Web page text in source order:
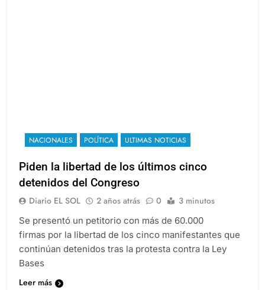
NACIONALES POLÍTICA ULTIMAS NOTICIAS
Piden la libertad de los últimos cinco
detenidos del Congreso
Diario EL SOL 2 años atrás 0 3 minutos
Se presentó un petitorio con más de 60.000
firmas por la libertad de los cinco manifestantes que
continúan detenidos tras la protesta contra la Ley
Bases
Leer más